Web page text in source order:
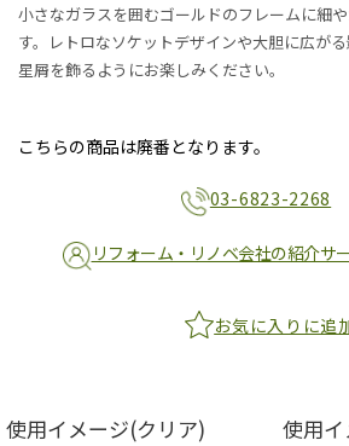
小さなガラスを囲むゴールドのフレームに細
す。レトロなソケットデザインや大胆に広が
星屑を飾るようにお楽しみください。
こちらの商品は廃番となります。
03-6823-2268
リフォーム・リノベ会社の紹介サ
お気に入りに追
使用イメージ(クリア) 使用